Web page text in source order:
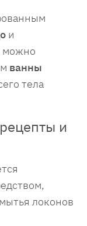
и
можно
ванны
тела
и
локонов